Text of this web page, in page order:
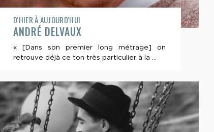
D'HIER À AUJOURD'HUI
ANDRÉ DELVAUX
« [Dans son premier long métrage] on
retrouve déjà ce ton très particulier à la ...